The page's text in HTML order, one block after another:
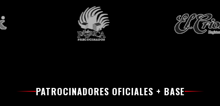
PATROCINADORES OFICIALES + BASE